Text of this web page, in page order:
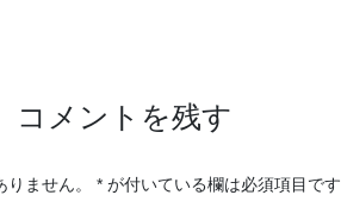
コメントを残す
ません。 *が付いている欄は必須項目です